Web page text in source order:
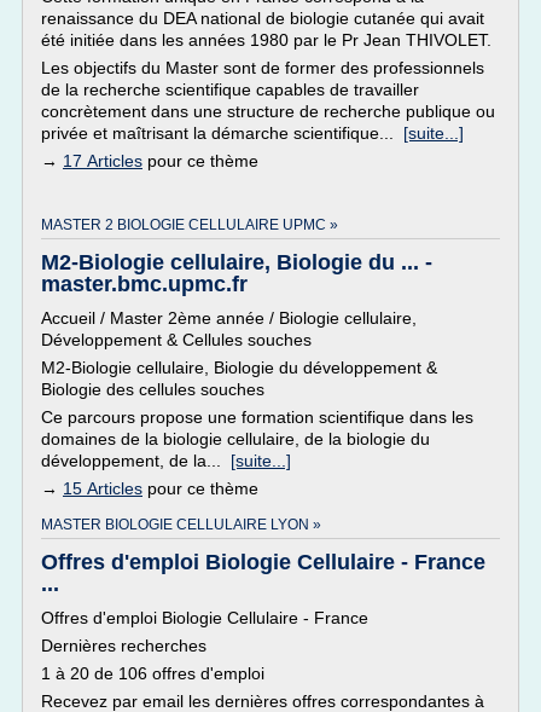
renaissance du DEA national de biologie cutanée qui avait
été initiée dans les années 1980 par le Pr Jean THIVOLET.
Les objectifs du Master sont de former des professionnels
de la recherche scientifique capables de travailler
concrètement dans une structure de recherche publique ou
privée et maîtrisant la démarche scientifique... [suite...]
→ 17 Articles pour ce thème
MASTER 2 BIOLOGIE CELLULAIRE UPMC »
M2-Biologie cellulaire, Biologie du ... -
master.bmc.upmc.fr
Accueil / Master 2ème année / Biologie cellulaire,
Développement & Cellules souches
M2-Biologie cellulaire, Biologie du développement &
Biologie des cellules souches
Ce parcours propose une formation scientifique dans les
domaines de la biologie cellulaire, de la biologie du
développement, de la... [suite...]
→ 15 Articles pour ce thème
MASTER BIOLOGIE CELLULAIRE LYON »
Offres d'emploi Biologie Cellulaire - France
...
Offres d'emploi Biologie Cellulaire - France
Dernières recherches
1 à 20 de 106 offres d'emploi
Recevez par email les dernières offres correspondantes à